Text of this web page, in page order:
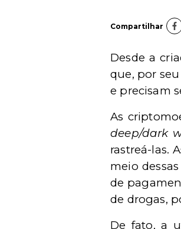
Compartilhar
Desde a
que, por
e precisam
As
deep/dark
rastreá-las.
meio
de
de drogas,
De fato, a